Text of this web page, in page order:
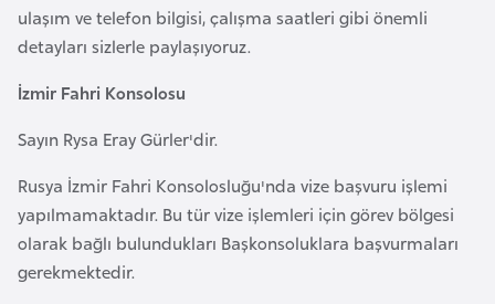
e
r
i
ulaşım ve telefon bilgisi, çalışma saatleri gibi önemli
detayları sizlerle paylaşıyoruz.
İzmir Fahri Konsolosu
Sayın Rysa Eray Gürler'dir.
Rusya İzmir Fahri Konsolosluğu'nda vize başvuru işlemi
yapılmamaktadır. Bu tür vize işlemleri için görev bölgesi
olarak bağlı bulundukları Başkonsoluklara başvurmaları
gerekmektedir.
y
a
z
e
r
b
a